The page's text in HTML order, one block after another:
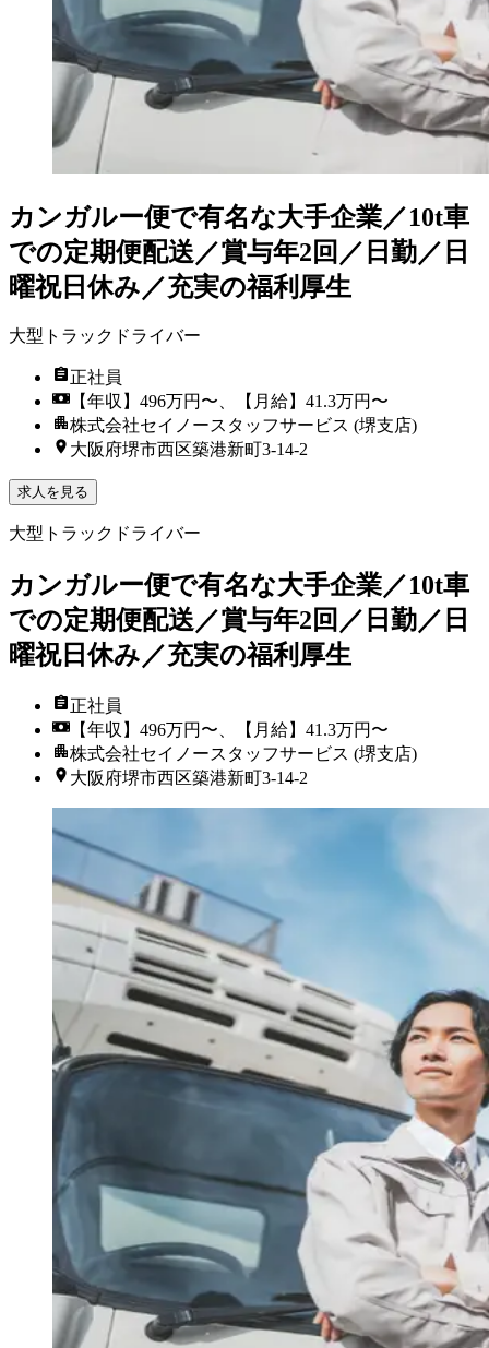
カンガルー便で有名な大手企業／10t車
での定期便配送／賞与年2回／日勤／日
曜祝日休み／充実の福利厚生
大型トラックドライバー
正社員
【年収】496万円〜、【月給】41.3万円〜
株式会社セイノースタッフサービス (堺支店)
大阪府堺市西区築港新町3-14-2
求人を見る
大型トラックドライバー
カンガルー便で有名な大手企業／10t車
での定期便配送／賞与年2回／日勤／日
曜祝日休み／充実の福利厚生
正社員
【年収】496万円〜、【月給】41.3万円〜
株式会社セイノースタッフサービス (堺支店)
大阪府堺市西区築港新町3-14-2